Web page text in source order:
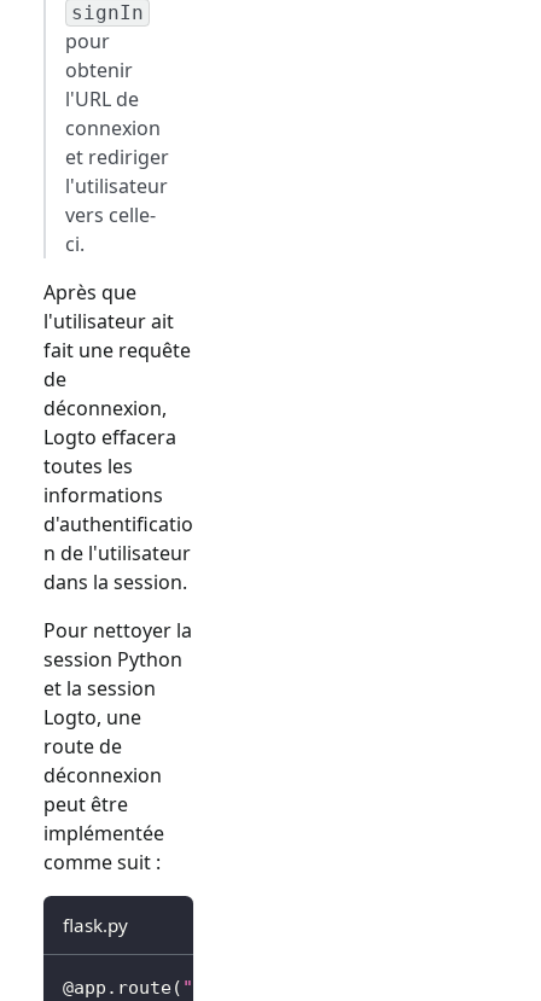
signIn
pour
obtenir
l'URL de
connexion
et rediriger
l'utilisateur
vers celle-
ci.
Après que
l'utilisateur ait
fait une requête
de
déconnexion,
Logto effacera
toutes les
informations
d'authentificatio
n de l'utilisateur
dans la session.
Pour nettoyer la
session Python
et la session
Logto, une
route de
déconnexion
peut être
implémentée
comme suit :
flask.py
@app . route( "/sign-out"